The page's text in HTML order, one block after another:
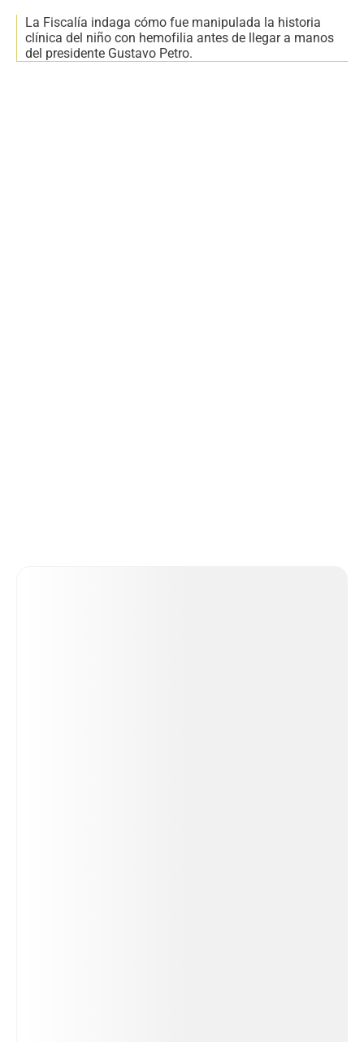
La Fiscalía indaga cómo fue manipulada la historia
clínica del niño con hemofilia antes de llegar a manos
del presidente Gustavo Petro.